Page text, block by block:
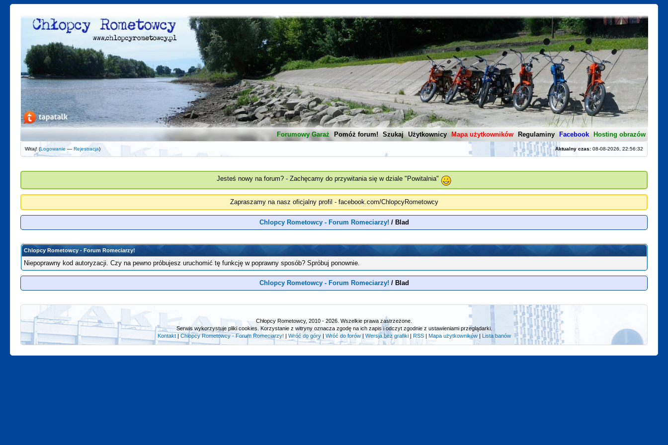
Forumowy Garaż Pomóż forum! Szukaj Użytkownicy Mapa użytkowników Regulaminy Facebook Hosting obrazów
Aktualny czas:08-08-2026, 22:56:32
Witaj! (Logowanie —Rejestracja)
Jesteś nowy na forum? - Zachęcamy do przywitania się w dziale "Powitalnia"
Zapraszamy na nasz oficjalny profil - facebook.com/ChlopcyRometowcy
Chlopcy Rometowcy - Forum Romeciarzy! / Blad
Chlopcy Rometowcy - Forum Romeciarzy!
Niepoprawny kod autoryzacji. Czy na pewno próbujesz uruchomić tę funkcję w poprawny sposób? Spróbuj ponownie.
Chlopcy Rometowcy - Forum Romeciarzy! / Blad
Chłopcy Rometowcy, 2010 - 2026. Wszelkie prawa zastrzeżone.
Serwis wykorzystuje pliki cookies. Korzystanie z witryny oznacza zgodę na ich zapis i odczyt zgodnie z ustawieniami przeglądarki.
Kontakt| Chlopcy Rometowcy - Forum Romeciarzy! Wróć do góry| Wróć do forów| Wersja bez grafiki| RSS| Mapa użytkowników| Lista banów